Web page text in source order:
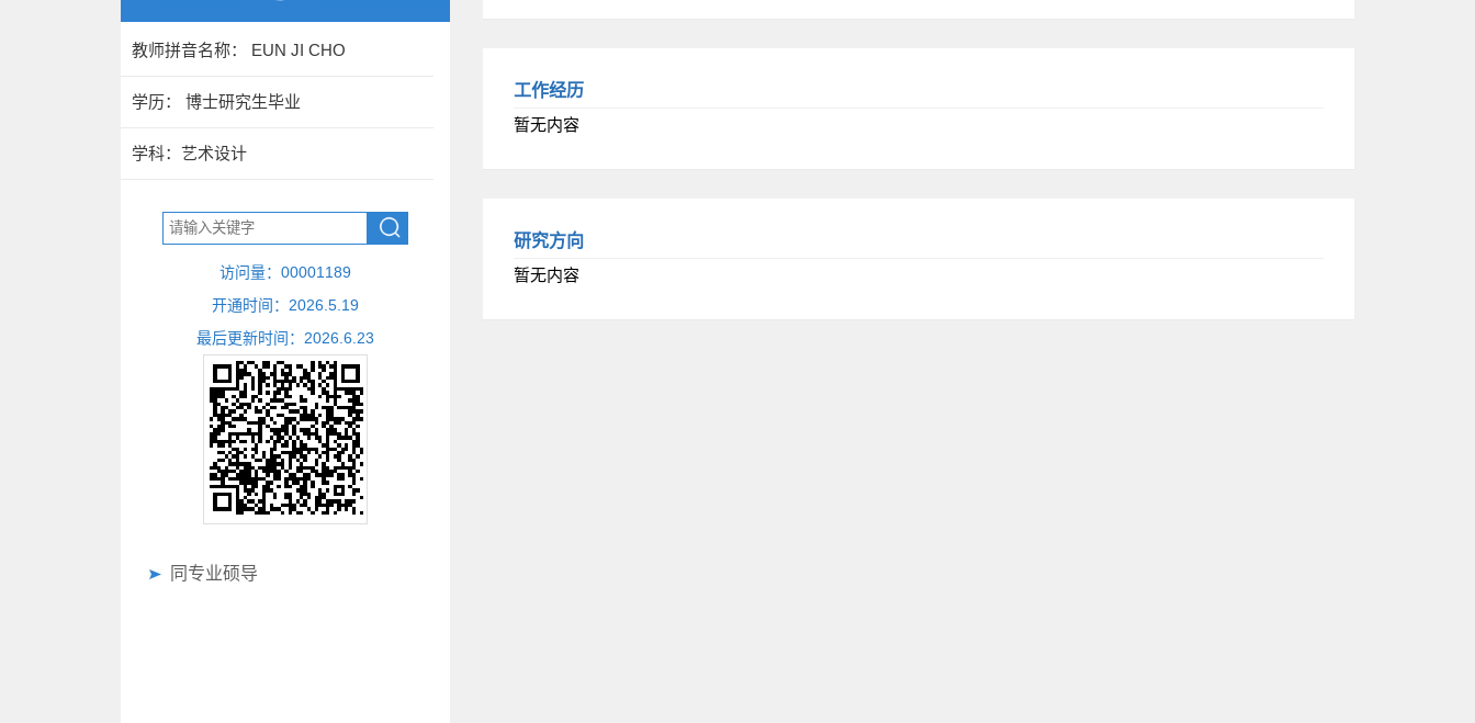
教师拼音名称： EUN JI CHO
学历： 博士研究生毕业
学科：艺术设计
访问量： 00001189
开通时间： 2026 5 19
最后更新时间： 2026 6 23
同专业硕导
工作经历
暂无内容
研究方向
暂无内容